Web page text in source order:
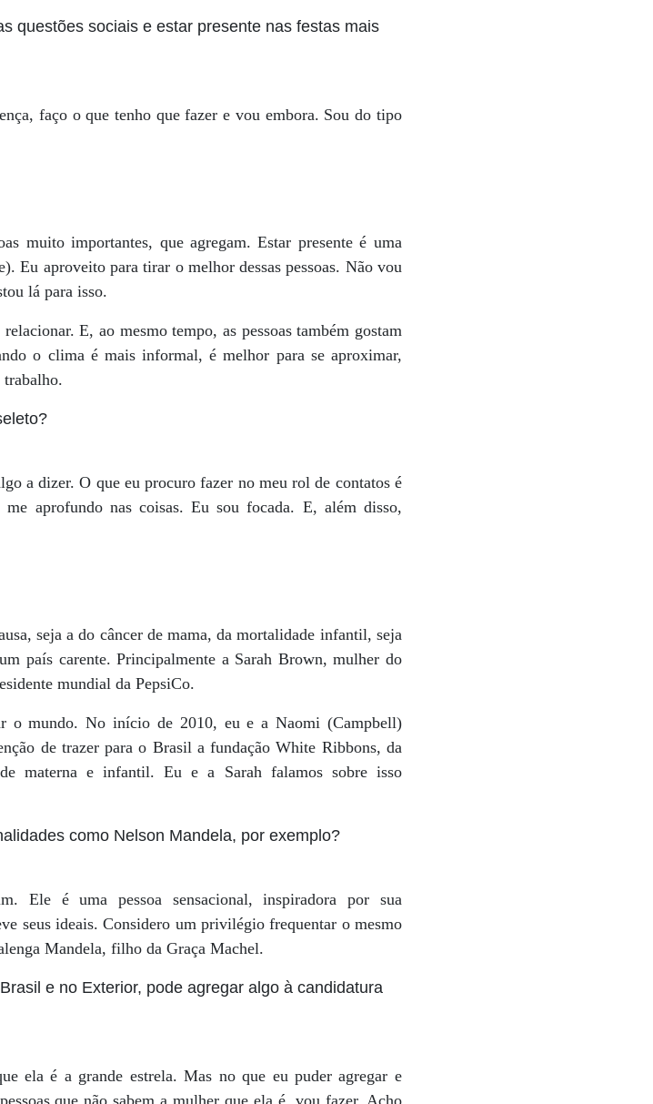
questões sociais e estar presente nas festas mais
faço o que tenho que fazer e vou embora. Sou do tipo
muito importantes, que agregam. Estar presente é uma
Eu aproveito para tirar o melhor dessas pessoas. Não vou
lá para isso.
E, ao mesmo tempo, as pessoas também gostam
o clima é mais informal, é melhor para se aproximar,
trabalho.
a dizer. O que eu procuro fazer no meu rol de contatos é
aprofundo nas coisas. Eu sou focada. E, além disso,
seja a do câncer de mama, da mortalidade infantil, seja
país carente. Principalmente a Sarah Brown, mulher do
mundial da PepsiCo.
o mundo. No início de 2010, eu e a Naomi (Campbell)
de trazer para o Brasil a fundação White Ribbons, da
materna e infantil. Eu e a Sarah falamos sobre isso
como Nelson Mandela, por exemplo?
Ele é uma pessoa sensacional, inspiradora por sua
seus ideais. Considero um privilégio frequentar o mesmo
Mandela, filho da Graça Machel.
e no Exterior, pode agregar algo à candidatura
ela é a grande estrela. Mas no que eu puder agregar e